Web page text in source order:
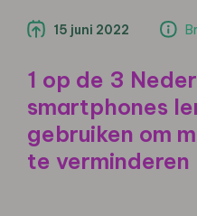
15 juni 2022
1 op de 3
smartphones
gebruiken om
te verminderen